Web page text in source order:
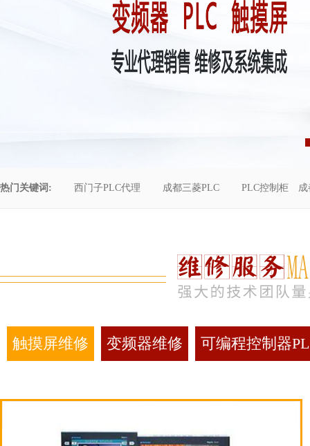
热门关键词: 西门子PLC代理 成都三菱PLC PLC控制柜
触摸屏维修 变频器维修 可编程控制器